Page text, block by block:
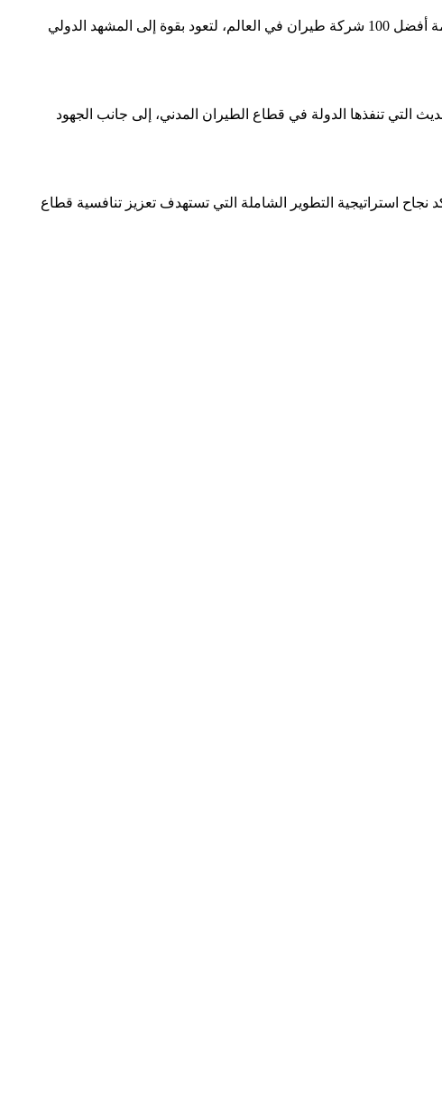
وأضاف أن مصر للطيران نجحت خلال السنوات الأخيرة في تحقيق تقدم ملموس على صعيد التصنيفات العالمية، بعدما كانت خارج قائمة أفضل 100 شركة طيران في العالم، لتعود بقوة إلى المشهد الدولي
يعكس نجاح خطط التطوير والتحديث التي تنفذها الدولة في قطاع الطيران المدني، إلى جانب الجهود
نجاح استراتيجية التطوير الشاملة التي تستهدف تعزيز تنافسية قطاع